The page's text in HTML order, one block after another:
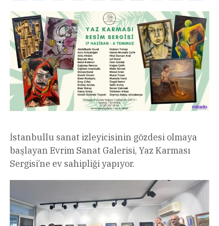
İstanbullu sanat izleyicisinin gözdesi olmaya
başlayan Evrim Sanat Galerisi, Yaz Karması
Sergisi’ne ev sahipliği yapıyor.